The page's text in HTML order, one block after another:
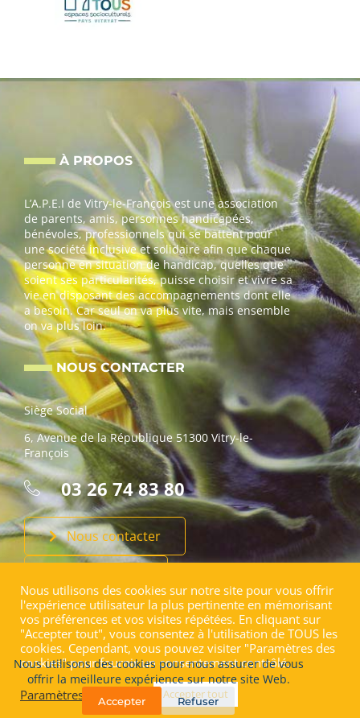
Nous utilisons des cookies pour nous assurer de vous
offrir la meilleure expérience sur notre site Web.
Accepter Refuser
À PROPOS
L’A.P.E.I de Vitry-le-François est une association
de parents, amis, personnes handicapées,
bénévoles, professionnels qui se battent pour
une société inclusive et solidaire afin que chaque
personne en situation de handicap, quelles que
soient ses particularités, puisse choisir et vivre sa
vie en disposant des accompagnements dont elle
a besoin. Car seul on va plus vite, mais ensemble
on va plus loin.
NOUS CONTACTER
Siège Social
6, Avenue de la République 51300 Vitry-le-
François
03 26 74 83 80
Nous contacter
Copyright © 2026 A.P.E.I Vitry le François | Site conçu par
Ducret Webdesign
Mentions légales|Politique relative aux cookies
Nous utilisons des cookies sur notre site pour vous offrir
l'expérience utilisateur la plus pertinente en mémorisant
vos préférences et vos visites répétées. En cliquant sur
"Accepter tout", vous consentez à l'utilisation de TOUS les
cookies. Cependant, vous pouvez visiter "Paramètres des
cookies" pour fournir un consentement contrôlé.
Paramètres de cookies
Accepter tout